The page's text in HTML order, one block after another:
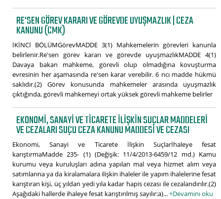
RE'SEN GÖREV KARARI VE GÖREVDE UYUŞMAZLIK | CEZA
KANUNU (CMK)
İKİNCİ BÖLÜMGörevMADDE 3(1) Mahkemelerin görevleri kanunla
belirlenir.Re'sen görev kararı ve görevde uyuşmazlıkMADDE 4(1)
Davaya bakan mahkeme, görevli olup olmadığına kovuşturma
evresinin her aşamasında re'sen karar verebilir. 6 ncı madde hükmü
saklıdır.(2) Görev konusunda mahkemeler arasında uyuşmazlık
çıktığında, görevli mahkemeyi ortak yüksek görevli mahkeme belirler
EKONOMI, SANAYI VE TICARETE İLIŞKIN SUÇLAR MADDELERI
VE CEZALARI SUÇU CEZA KANUNU MADDESI VE CEZASI
Ekonomi, Sanayi ve Ticarete İlişkin Suçlarİhaleye fesat
karıştırmaMadde 235- (1) (Değişik: 11/4/2013-6459/12 md.) Kamu
kurumu veya kuruluşları adına yapılan mal veya hizmet alım veya
satımlarına ya da kiralamalara ilişkin ihaleler ile yapım ihalelerine fesat
karıştıran kişi, üç yıldan yedi yıla kadar hapis cezası ile cezalandırılır.(2)
Aşağıdaki hallerde ihaleye fesat karıştırılmış sayılır:a)...+Devamını oku